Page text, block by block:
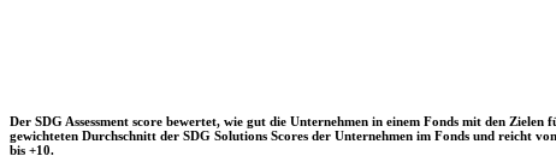
Der SDG Assessment score bewertet, wie gut die Unternehmen in einem Fonds mit den
gewichteten Durchschnitt der SDG Solutions Scores der Unternehmen im Fonds und reicht
bis +10.